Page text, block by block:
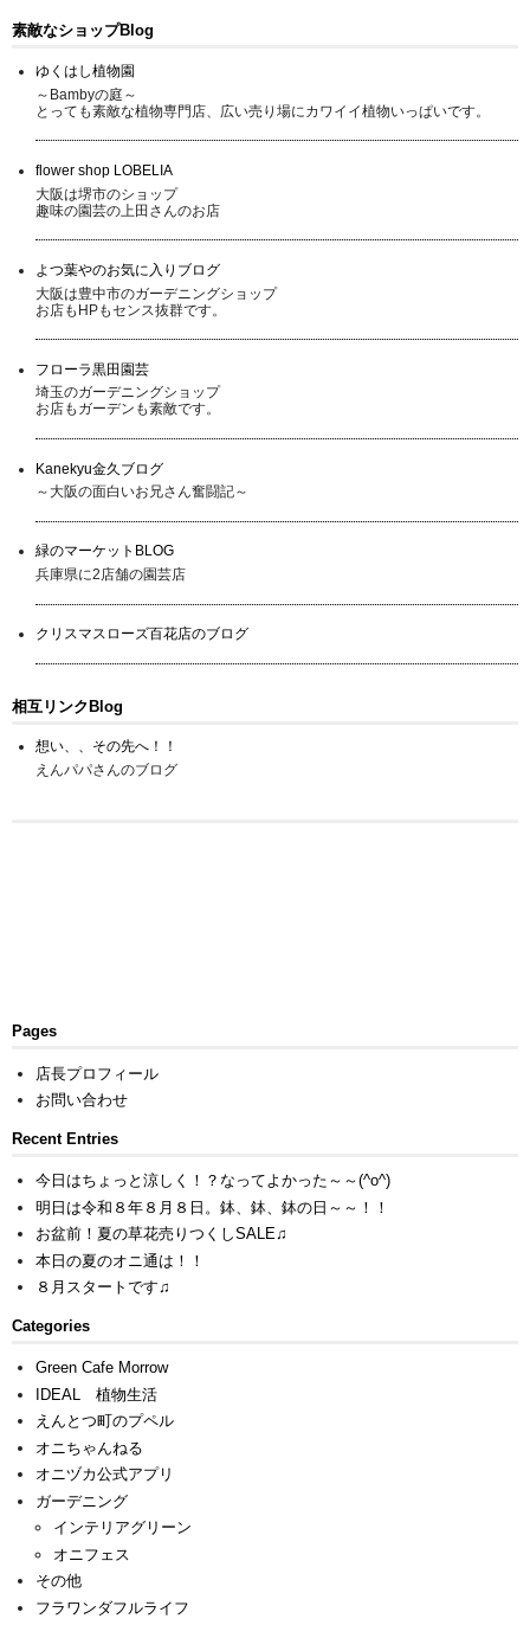
素敵なショップBlog
ゆくはし植物園
～Bambyの庭～
とっても素敵な植物専門店、広い売り場にカワイイ植物いっぱいです。
flower shop LOBELIA
大阪は堺市のショップ
趣味の園芸の上田さんのお店
よつ葉やのお気に入りブログ
大阪は豊中市のガーデニングショップ
お店もHPもセンス抜群です。
フローラ黒田園芸
埼玉のガーデニングショップ
お店もガーデンも素敵です。
Kanekyu金久ブログ
～大阪の面白いお兄さん奮闘記～
緑のマーケットBLOG
兵庫県に2店舗の園芸店
クリスマスローズ百花店のブログ
相互リンクBlog
想い、、その先へ！！
えんパパさんのブログ
Pages
店長プロフィール
お問い合わせ
Recent Entries
今日はちょっと涼しく！？なってよかった～～(^o^)
明日は令和８年８月８日。鉢、鉢、鉢の日～～！！
お盆前！夏の草花売りつくしSALE♫
本日の夏のオニ通は！！
８月スタートです♫
Categories
Green Cafe Morrow
IDEAL 植物生活
えんとつ町のプペル
オニちゃんねる
オニヅカ公式アプリ
ガーデニング
インテリアグリーン
オニフェス
その他
フラワンダフルライフ